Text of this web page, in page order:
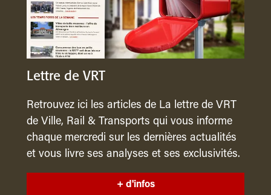
Lettre de VRT
Retrouvez ici les articles de La lettre de VRT
de Ville, Rail & Transports qui vous informe
chaque mercredi sur les dernières actualités
et vous livre ses analyses et ses exclusivités.
+ d'infos